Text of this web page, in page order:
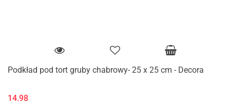
Podkład pod tort gruby chabrowy- 25 x 25 cm - Decora
14.98